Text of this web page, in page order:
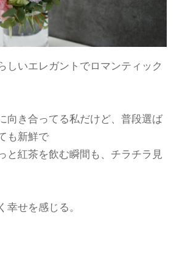
しいエレガントでロマンティック
向き合ってる私だけど、普段選ば
も新鮮で
と紅茶を飲む瞬間も、チラチラ見
幸せを感じる。